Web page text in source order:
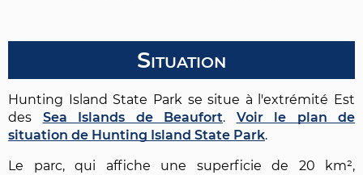
Situation
Hunting Island State Park se situe à l'extrémité Est
des Sea Islands de Beaufort. Voir le plan de
situation de Hunting Island State Park.
Le parc, qui affiche une superficie de 20 km²,